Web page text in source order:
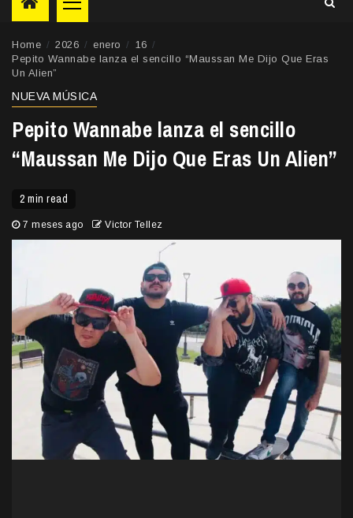
Primary
Menu
Home 2026 enero
16
Pepito Wannabe lanza el sencillo “Maussan Me Dijo Que Eras
Un Alien”
NUEVA MÚSICA
Pepito Wannabe lanza el sencillo
“Maussan Me Dijo Que Eras Un Alien”
2 min read
7 meses ago Victor Tellez